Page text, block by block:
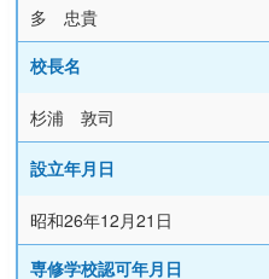
多 忠貴
校長名
杉浦 敦司
設立年月日
昭和26年12月21日
専修学校認可年月日